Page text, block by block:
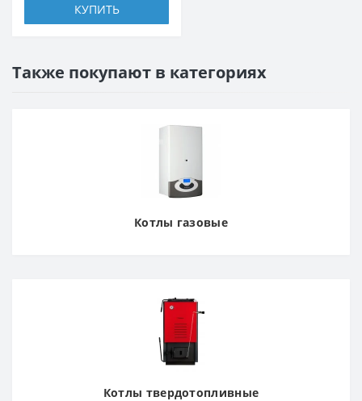
КУПИТЬ
Также покупают в категориях
Котлы газовые
Котлы твердотопливные